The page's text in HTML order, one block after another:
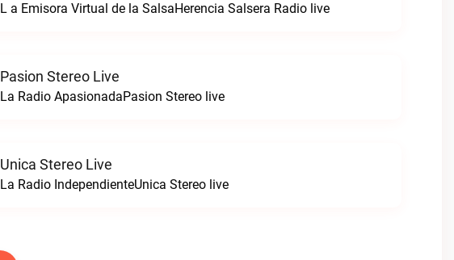
L a Emisora Virtual de la SalsaHerencia Salsera Radio live
Pasion Stereo Live
La Radio ApasionadaPasion Stereo live
Unica Stereo Live
La Radio IndependienteUnica Stereo live